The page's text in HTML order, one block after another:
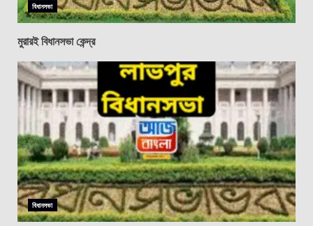
বিধানসভা
মুরারই বিধানসভা কেন্দ্র
বিধানসভা